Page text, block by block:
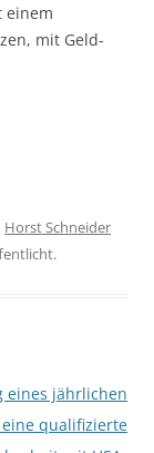
einem
mit Geld-
Horst Schneider
eines jährlichen
qualifizierte